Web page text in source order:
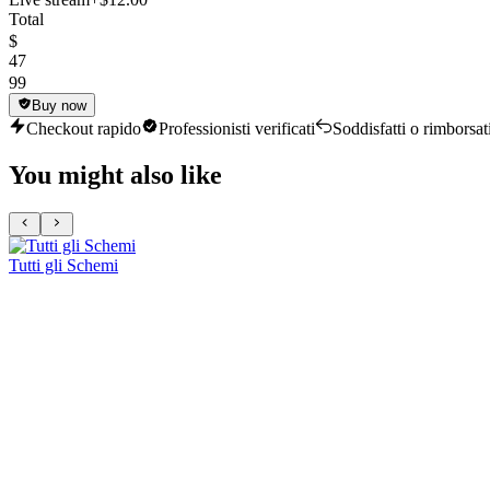
Total
$
47
99
Buy now
Checkout rapido Professionisti verificati Soddisfatti o rimborsati
You might also like
Tutti gli Schemi